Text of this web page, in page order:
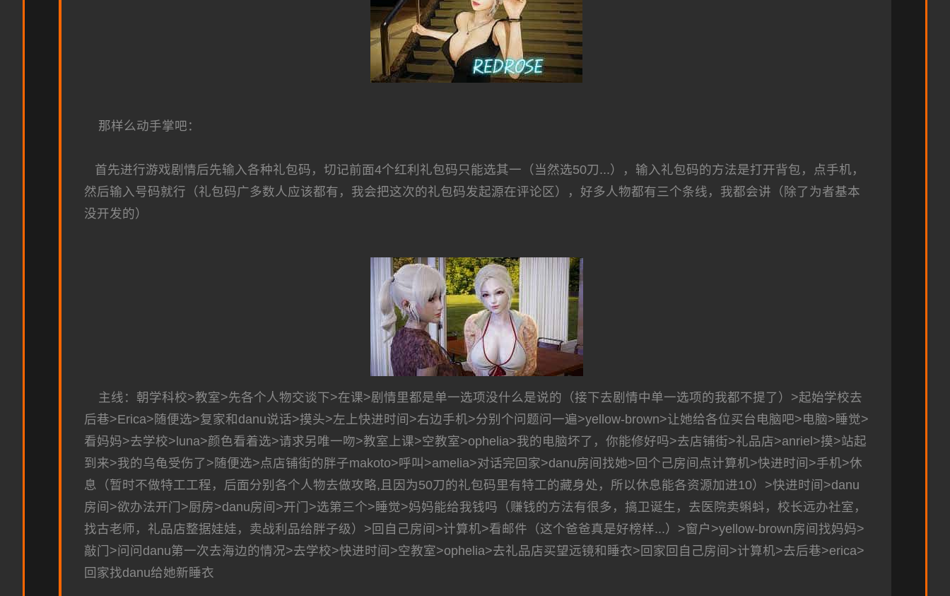
那样么动手掌吧：
首先进行游戏剧情后先输入各种礼包码，切记前面4个红利礼包码只能选其一（当然选50刀...），输入礼包码的方法是打开背包，点手机，
然后输入号码就行（礼包码广多数人应该都有，我会把这次的礼包码发起源在评论区），好多人物都有三个条线，我都会讲（除了为者基本
没开发的）
主线：朝学科校>教室>先各个人物交谈下>在课>剧情里都是单一选项没什么是说的（接下去剧情中单一选项的我都不提了）>起始学校去
后巷>Erica>随便选>复家和danu说话>摸头>左上快进时间>右边手机>分别个问题问一遍>yellow-brown>让她给各位买台电脑吧>电脑>睡觉>
看妈妈>去学校>luna>颜色看着选>请求另唯一吻>教室上课>空教室>ophelia>我的电脑坏了，你能修好吗>去店铺街>礼品店>anriel>摸>站起
到来>我的乌龟受伤了>随便选>点店铺街的胖子makoto>呼叫>amelia>对话完回家>danu房间找她>回个己房间点计算机>快进时间>手机>休
息（暂时不做特工工程，后面分别各个人物去做攻略,且因为50刀的礼包码里有特工的藏身处，所以休息能各资源加进10）>快进时间>danu
房间>欲办法开门>厨房>danu房间>开门>选第三个>睡觉>妈妈能给我钱吗（赚钱的方法有很多，搞卫诞生，去医院卖蝌蚪，校长远办社室，
找古老师，礼品店整据娃娃，卖战利品给胖子级）>回自己房间>计算机>看邮件（这个爸爸真是好榜样...）>窗户>yellow-brown房间找妈妈>
敲门>问问danu第一次去海边的情况>去学校>快进时间>空教室>ophelia>去礼品店买望远镜和睡衣>回家回自己房间>计算机>去后巷>erica>
回家找danu给她新睡衣